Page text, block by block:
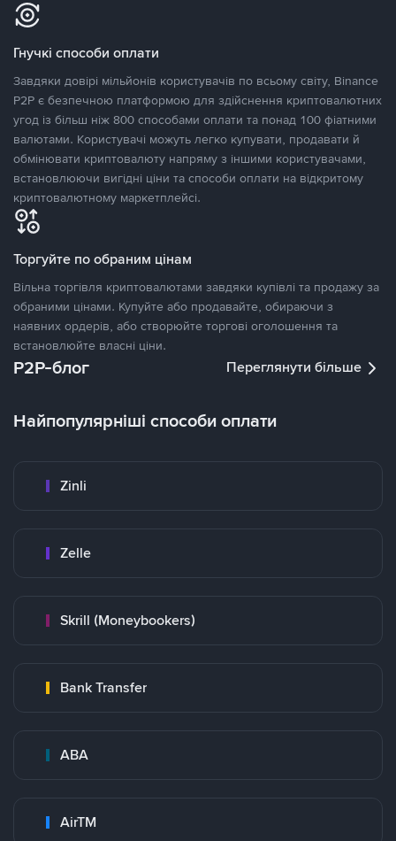
Гнучкі способи оплати
Завдяки довірі мільйонів користувачів по всьому світу, Binance
P2P є безпечною платформою для здійснення криптовалютних
угод із більш ніж 800 способами оплати та понад 100 фіатними
валютами. Користувачі можуть легко купувати, продавати й
обмінювати криптовалюту напряму з іншими користувачами,
встановлюючи вигідні ціни та способи оплати на відкритому
криптовалютному маркетплейсі.
Торгуйте по обраним цінам
Вільна торгівля криптовалютами завдяки купівлі та продажу за
обраними цінами. Купуйте або продавайте, обираючи з
наявних ордерів, або створюйте торгові оголошення та
встановлюйте власні ціни.
P2P-блог Переглянути більше
Найпопулярніші способи оплати
Zinli
Zelle
Skrill (Moneybookers)
Bank Transfer
ABA
AirTM